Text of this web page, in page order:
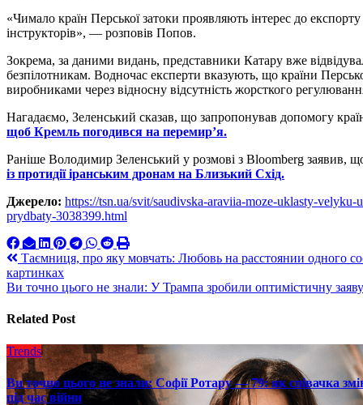
«Чимало країн Перської затоки проявляють інтерес до
інструкторів», — розповів Попов.
Зокрема, за даними видань, представники Катару вже
безпілотникам. Водночас експерти вказують, що країни
виробниками через відносну відсутність жорсткого
Нагадаємо, Зеленський сказав, що запропонував допомогу
щоб Кремль погодився на перемир’я.
Раніше Володимир Зеленський у розмові з Bloomberg заявив,
із протидії іранським дронам на Близький Схід.
Джерело: https://tsn.ua/svit/saudivska-araviia-moze-uklasty-
prydbaty-3038399.html
Навигация
по
Таємниця, про яку мовчать: Любовь на расстоянии одного
картинках
Ви точно цього не знали: У Трампа зробили оптимістичну
Related Post
Trends
Ви точно цього не знали: Софії Ротару — 79: як співачка
під час війни